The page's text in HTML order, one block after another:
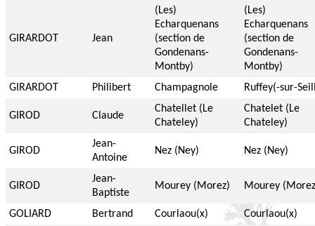
GIRARDOT Jean
(Les)
Echarquenans
(section de
Gondenans-
Montby)
(Les)
Echarquenans
(section de
Gondenans-
Montby)
GIRARDOT
Philibert Champagnole Ruffey(-sur-
GIROD Claude
Chatellet (Le
Chateley)
Chatelet (Le
Chateley)
GIROD
Jean-
Antoine
Nez (Ney) Nez (Ney)
GIROD
Jean-
Baptiste
Mourey (Morez) Mourey
GOLIARD Bertrand Courlaou(x) Courlaou(x)